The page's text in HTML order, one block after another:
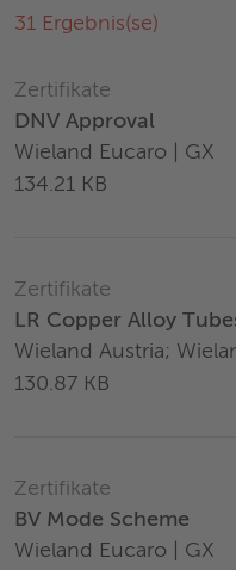
31 Ergebnis(se)
Zertifikate
DNV Approval
Wieland Eucaro | GX
134.21 KB
Zertifikate
LR Copper Alloy
Wieland Austria;
130.87 KB
Zertifikate
BV Mode Scheme
Wieland Eucaro | GX